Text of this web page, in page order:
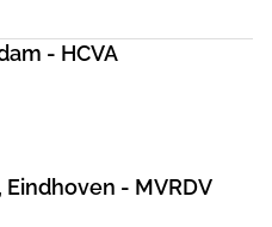
- HCVA
- MVRDV